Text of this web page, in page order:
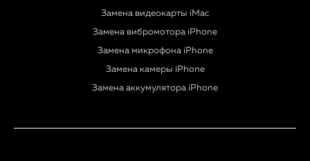
Замена видеокарты iMac
Замена вибромотора iPhone
Замена микрофона iPhone
Замена камеры iPhone
Замена аккумулятора iPhone